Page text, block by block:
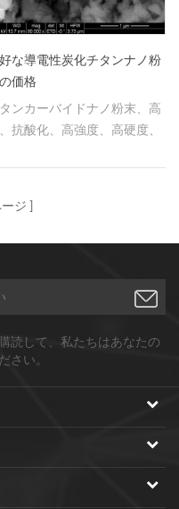
な導電性炭化チタンナノ粉
価格
ンカーバイドナノ粉末、高
抗酸化、高強度、高硬度、
ジ
読して、私たちはあなたの
さい。